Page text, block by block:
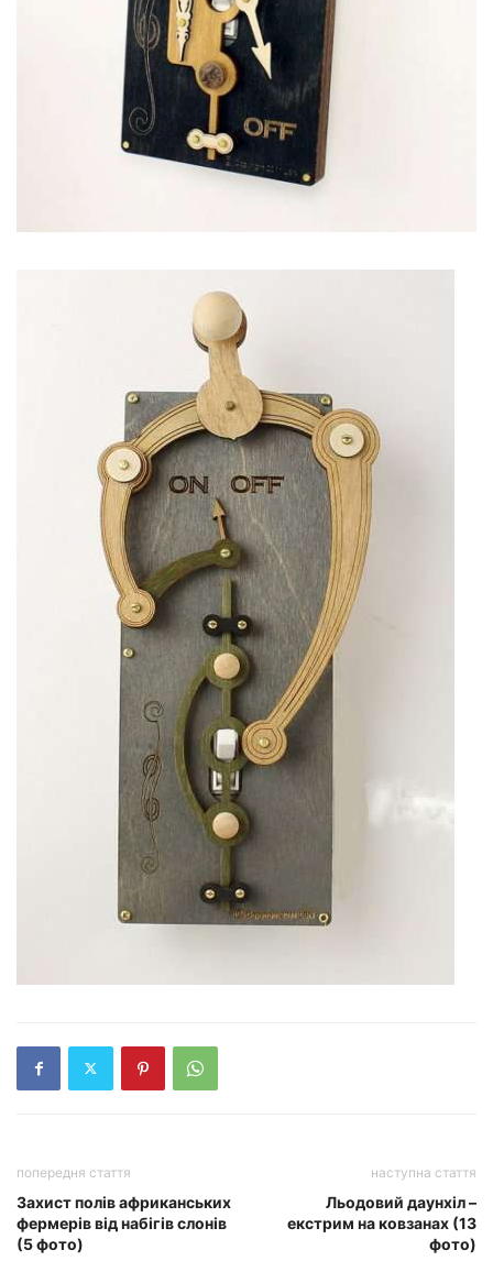
попередня стаття
Захист полів африканських
фермерів від набігів слонів
(5 фото)
наступна стаття
Льодовий даунхіл –
екстрим на ковзанах (13
фото)